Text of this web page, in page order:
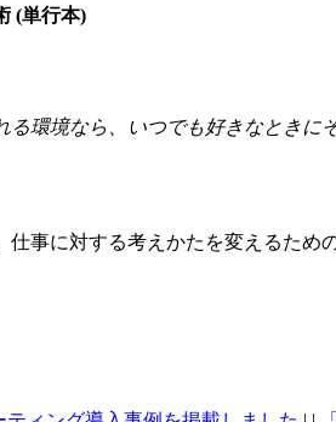
(単行本)
環境なら、いつでも好きなとき
事に対する考えかたを変えるため